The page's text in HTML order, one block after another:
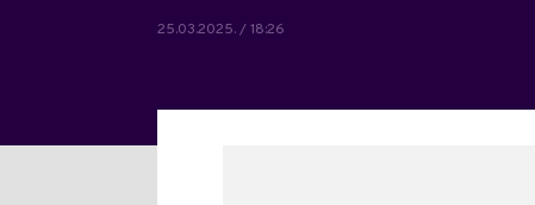
25.03.2025. / 18:26